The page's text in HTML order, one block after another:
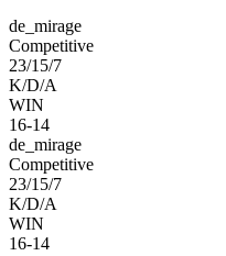
de_mirage
Competitive
23/15/7
K/D/A
WIN
16-14
de_mirage
Competitive
23/15/7
K/D/A
WIN
16-14